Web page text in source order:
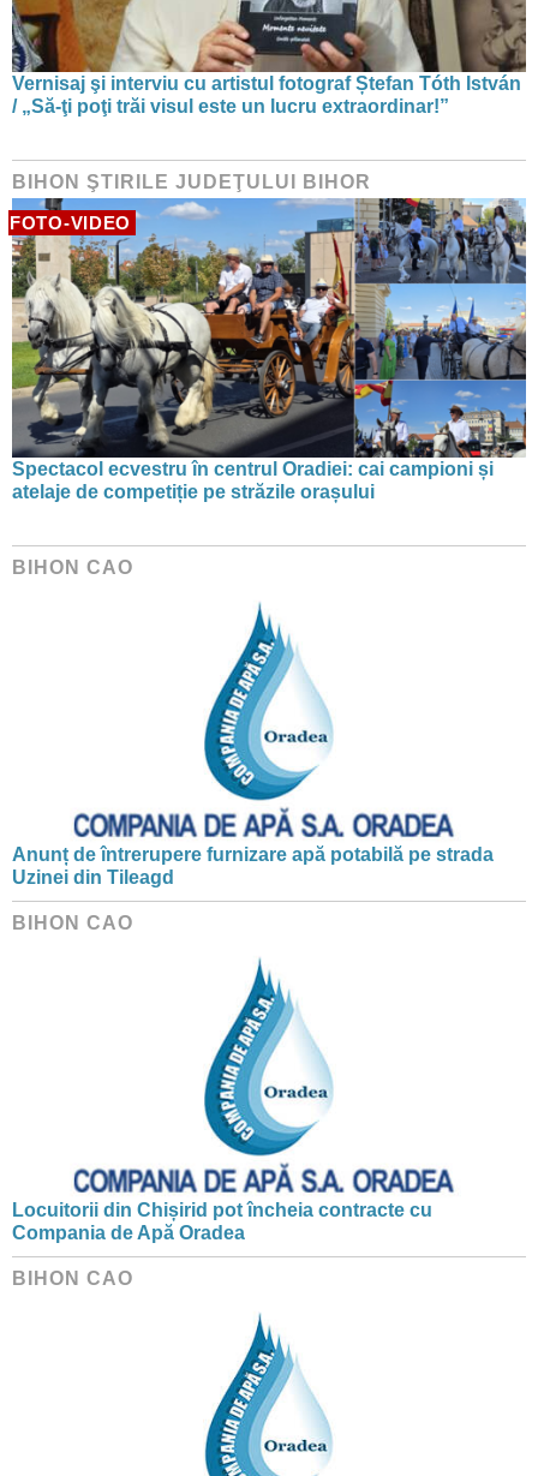
Vernisaj şi interviu cu artistul fotograf Ștefan Tóth István
/ „Să-ţi poţi trăi visul este un lucru extraordinar!”
BIHON ŞTIRILE JUDEŢULUI BIHOR
FOTO-VIDEO
Spectacol ecvestru în centrul Oradiei: cai campioni și
atelaje de competiție pe străzile orașului
BIHON CAO
Anunț de întrerupere furnizare apă potabilă pe strada
Uzinei din Tileagd
BIHON CAO
Locuitorii din Chișirid pot încheia contracte cu
Compania de Apă Oradea
BIHON CAO